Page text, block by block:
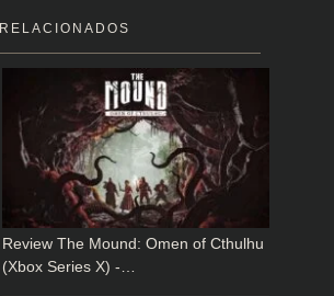
RELACIONADOS
Review The Mound: Omen of Cthulhu
(Xbox Series X) -…